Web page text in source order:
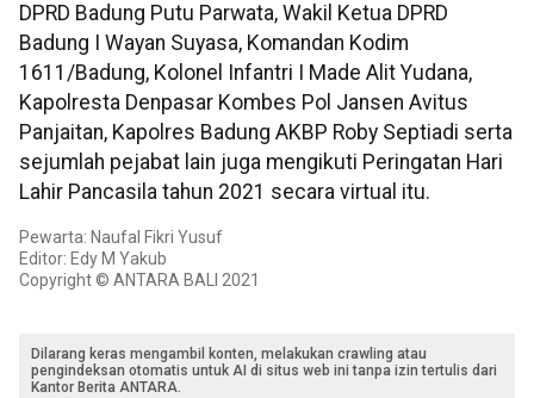
DPRD Badung Putu Parwata, Wakil Ketua DPRD
Badung I Wayan Suyasa, Komandan Kodim
1611/Badung, Kolonel Infantri I Made Alit Yudana,
Kapolresta Denpasar Kombes Pol Jansen Avitus
Panjaitan, Kapolres Badung AKBP Roby Septiadi serta
sejumlah pejabat lain juga mengikuti Peringatan Hari
Lahir Pancasila tahun 2021 secara virtual itu.
Pewarta: Naufal Fikri Yusuf
Editor: Edy M Yakub
Copyright © ANTARA BALI 2021
Dilarang keras mengambil konten, melakukan crawling atau
pengindeksan otomatis untuk AI di situs web ini tanpa izin tertulis dari
Kantor Berita ANTARA.